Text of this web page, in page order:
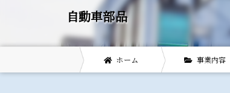
自動車部品
ホーム 事業内容